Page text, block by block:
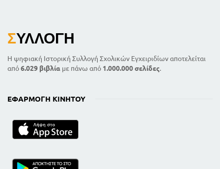
ΣΥΛΛΟΓΉ
Η ψηφιακή Ιστορική Συλλογή Σχολικών Εγχειριδίων αποτελείται
από6.029 βιβλία με πάνω από 1.000.000 σελίδες.
ΕΦΑΡΜΟΓΉ ΚΙΝΗΤΟΎ